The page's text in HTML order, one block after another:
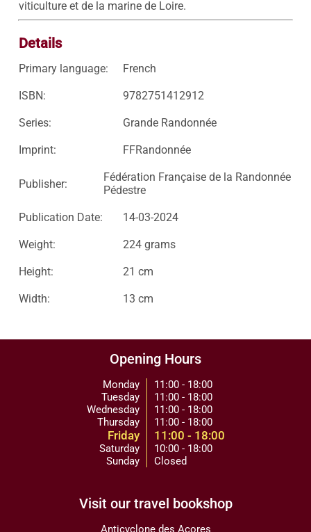
Details
Primary language: French
ISBN: 9782751412912
Series: Grande Randonnée
Imprint: FFRandonnée
Publisher:
Fédération Française de la Randonnée
Pédestre
Publication Date: 14-03-2024
Weight: 224 grams
Height: 21 cm
Width: 13 cm
Opening Hours
Monday
Tuesday
Wednesday
Thursday
Friday
Saturday
Sunday
11:00 - 18:00
11:00 - 18:00
11:00 - 18:00
11:00 - 18:00
11:00 - 18:00
10:00 - 18:00
Closed
Visit our travel bookshop
Anticyclone des Açores